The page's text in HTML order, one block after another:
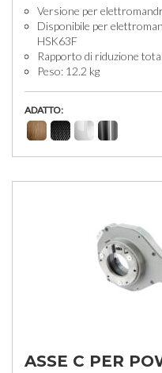
Versione per
Disponibile per
HSK63F
Rapporto di riduzione
Peso: 12.2 kg
ADATTO:
ASSE C PER